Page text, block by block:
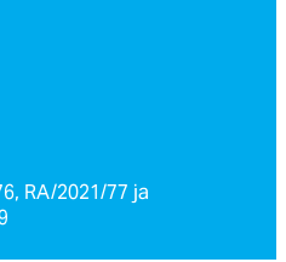
RA/2021/77 ja